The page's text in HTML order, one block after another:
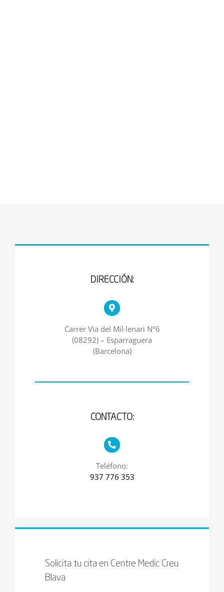
DIRECCIÓN:
Carrer Via del Mil·lenari Nº6
(08292) – Esparraguera
(Barcelona)
CONTACTO:
Teléfono:
937 776 353
Solicita tu cita en Centre Medic Creu
Blava